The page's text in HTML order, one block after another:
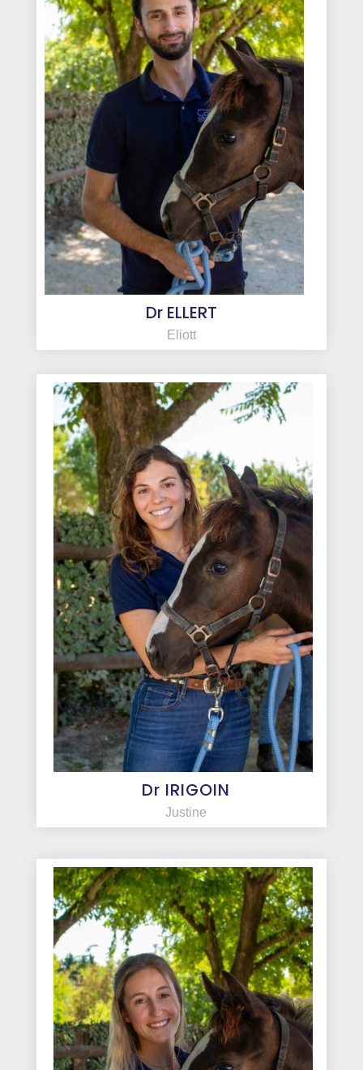
Dr ELLERT
Eliott
Dr IRIGOIN
Justine